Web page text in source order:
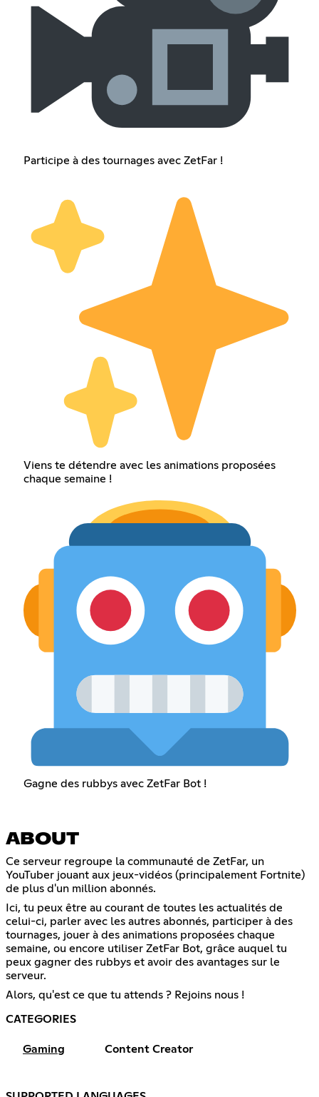
Participe à des tournages avec ZetFar !
Viens te détendre avec les animations proposées
chaque semaine !
Gagne des rubbys avec ZetFar Bot !
ABOUT
Ce serveur regroupe la communauté de ZetFar, un
YouTuber jouant aux jeux-vidéos (principalement Fortnite)
de plus d'un million abonnés.
Ici, tu peux être au courant de toutes les actualités de
celui-ci, parler avec les autres abonnés, participer à des
tournages, jouer à des animations proposées chaque
semaine, ou encore utiliser ZetFar Bot, grâce auquel tu
peux gagner des rubbys et avoir des avantages sur le
serveur.
Alors, qu'est ce que tu attends ? Rejoins nous !
CATEGORIES
Gaming Content Creator